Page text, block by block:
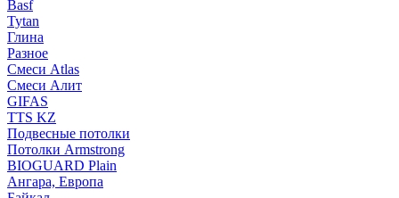
Basf
Tytan
Глина
Разное
Смеси Atlas
Смеси Алит
GIFAS
TTS KZ
Подвесные потолки
Потолки Armstrong
BIOGUARD Plain
Ангара, Европа